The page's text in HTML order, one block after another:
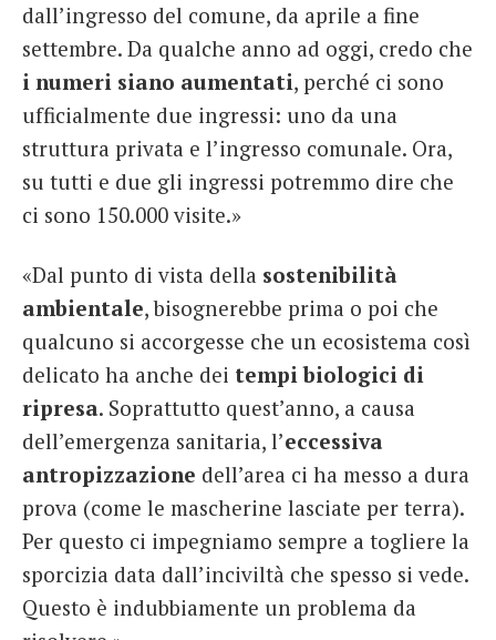
dall’ingresso del comune, da aprile a fine
settembre. Da qualche anno ad oggi, credo che
i numeri siano aumentati, perché ci sono
ufficialmente due ingressi: uno da una
struttura privata e l’ingresso comunale. Ora,
su tutti e due gli ingressi potremmo dire che
ci sono 150.000 visite.»
«Dal punto di vista della sostenibilità
ambientale, bisognerebbe prima o poi che
qualcuno si accorgesse che un ecosistema così
delicato ha anche dei tempi biologici di
ripresa. Soprattutto quest’anno, a causa
dell’emergenza sanitaria, l’eccessiva
antropizzazione dell’area ci ha messo a dura
prova (come le mascherine lasciate per terra).
Per questo ci impegniamo sempre a togliere la
sporcizia data dall’inciviltà che spesso si vede.
Questo è indubbiamente un problema da